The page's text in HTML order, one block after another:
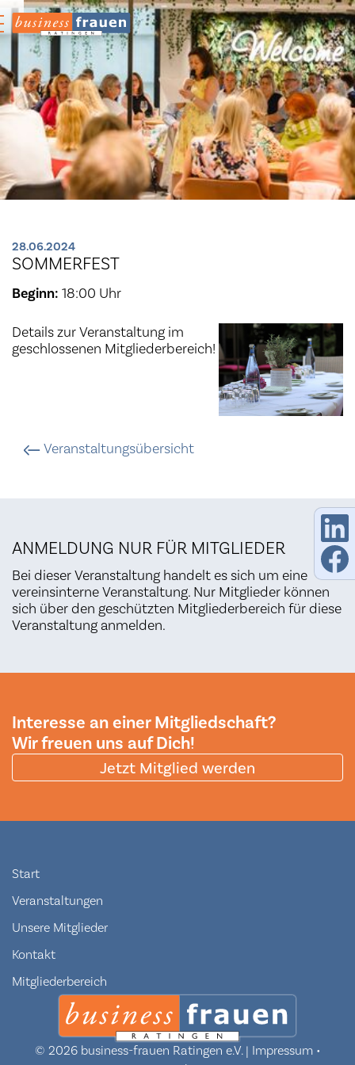
28.06.2024
SOMMERFEST
Beginn: 18:00 Uhr
Details zur Veranstaltung im
geschlossenen Mitgliederbereich!
Veranstaltungsübersicht
ANMELDUNG NUR FÜR MITGLIEDER
Bei dieser Veranstaltung handelt es sich um eine
vereinsinterne Veranstaltung. Nur Mitglieder können
sich über den geschützten Mitgliederbereich für diese
Veranstaltung anmelden.
Interesse an einer Mitgliedschaft?
Wir freuen uns auf Dich!
Jetzt Mitglied werden
Navigation
Start
Veranstaltungen
Unsere Mitglieder
Kontakt
Mitgliederbereich
© 2026 business-frauen Ratingen e.V. | Impressum•